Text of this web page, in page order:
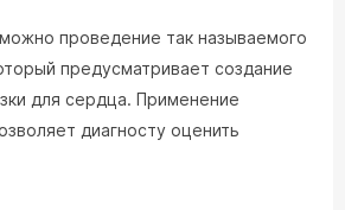
проведение так называемого
предусматривает создание
для сердца. Применение
диагносту оценить